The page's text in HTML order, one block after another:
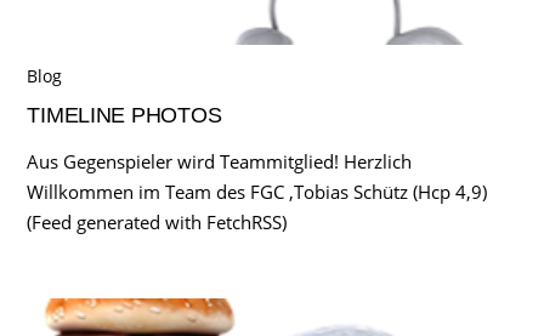
Blog
TIMELINE PHOTOS
Aus Gegenspieler wird Teammitglied! Herzlich
Willkommen im Team des FGC ,Tobias Schütz (Hcp 4,9)
(Feed generated with FetchRSS)